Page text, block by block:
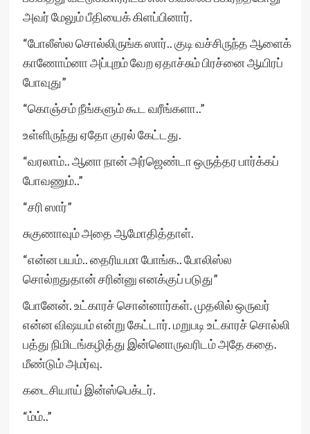
அவர் மேலும் பீதியைக் கிளப்பினார்.
“போலீஸ்ல சொல்லிருங்க ஸார்.. குடி வச்சிருந்த ஆளைக்
காணோம்னா அப்புறம் வேற ஏதாச்சும் பிரச்னை ஆயிரப்
போவுது”
“கொஞ்சம் நீங்களும் கூட வரீங்களா..”
உள்ளிருந்து ஏதோ குரல் கேட்டது.
“வரலாம்.. ஆனா நான் அர்ஜெண்டா ஒருத்தர பார்க்கப்
போவணும்..”
“சரி ஸார்”
சுகுணாவும் அதை ஆமோதித்தாள்.
“என்ன பயம்.. தைரியமா போங்க.. போலிஸ்ல
சொல்றதுதான் சரின்னு எனக்குப் படுது”
போனேன். உட்காரச் சொன்னார்கள். முதலில் ஒருவர்
என்ன விஷயம் என்று கேட்டார். மறுபடி உட்காரச் சொல்லி
பத்து நிமிடங்கழித்து இன்னொருவரிடம் அதே கதை.
மீண்டும் அமர்வு.
கடைசியாய் இன்ஸ்பெக்டர்.
“ம்ம்..”